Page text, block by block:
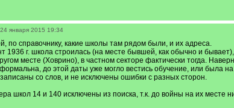
24 января 2015 19:34
по справочнику, какие школы там рядом были, и их адреса.
1936 г. школа строилась (на месте бывшей, как обычно и
месте (Ховрино), в частном секторе фактически тогда.
до этой даты уже могло вестись обучение, или была
со слов, и не исключены ошибки с разных сторон.
школ 14 и 140 исключены из поиска, т.к. до войны на их месте